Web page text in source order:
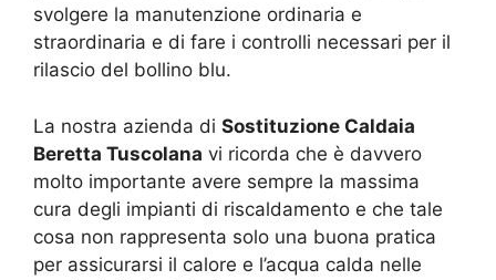
svolgere la manutenzione ordinaria e
straordinaria e di fare i controlli necessari per il
rilascio del bollino blu.
La nostra azienda di Sostituzione Caldaia
Beretta Tuscolana vi ricorda che è davvero
molto importante avere sempre la massima
cura degli impianti di riscaldamento e che tale
cosa non rappresenta solo una buona pratica
per assicurarsi il calore e l’acqua calda nelle